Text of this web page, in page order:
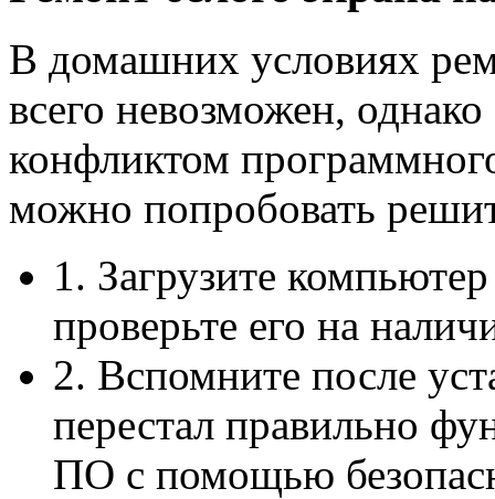
В домашних условиях
всего невозможен,
конфликтом
можно попробовать
1. Загрузите
проверьте его на
2. Вспомните после
перестал правильно
ПО с помощью